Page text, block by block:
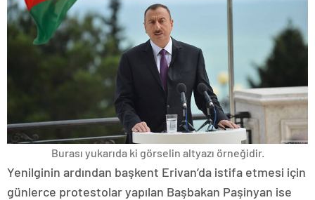
Burası yukarıda ki görselin altyazı örneğidir.
Yenilginin ardından başkent Erivan’da istifa etmesi için
günlerce protestolar yapılan Başbakan Paşinyan ise